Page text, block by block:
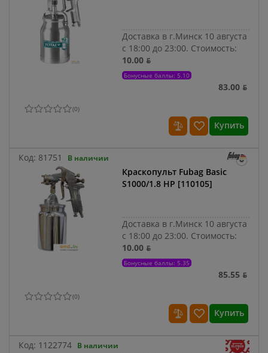
Доставка в г.Минск 10 августа
с 18:00 до 23:00. Стоимость:
10.00 ƃ
Бонусные баллы: 5.10
83.00 ƃ
(0)
Купить
Код: 81751 В наличии
Краскопульт Fubag Basic
S1000/1.8 HP [110105]
Доставка в г.Минск 10 августа
с 18:00 до 23:00. Стоимость:
10.00 ƃ
Бонусные баллы: 5.35
85.55 ƃ
(0)
Купить
Код: 1122774 В наличии